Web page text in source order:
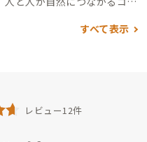
の誘致活動を2年ほど行って
て、一人ひとりにとって忘
すべて表示
レビュー12件